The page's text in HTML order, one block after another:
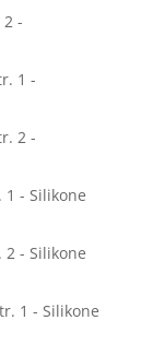
2 -
1 -
2 -
1 - Silikone
2 - Silikone
1 - Silikone